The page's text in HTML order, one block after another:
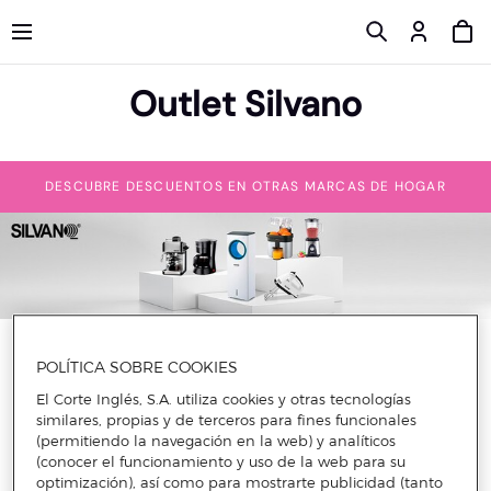
Outlet Silvano
DESCUBRE DESCUENTOS EN OTRAS MARCAS DE HOGAR
calidad y a buen precio, seguro que te interesarán los
trayectoria que lleva en el mercado desde 1995, no sólo con
pequeños electrodomésticos, como freidoras, batidoras o
aspiradoras, sino también con menaje para el hogar.
Si buscas descuentos en
POLÍTICA SOBRE COOKIES
El Corte Inglés, S.A. utiliza cookies y otras tecnologías
similares, propias y de terceros para fines funcionales
(permitiendo la navegación en la web) y analíticos
(conocer el funcionamiento y uso de la web para su
optimización), así como para mostrarte publicidad (tanto